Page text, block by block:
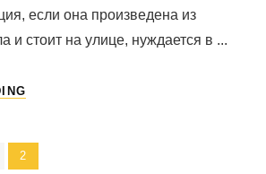
если она произведена из
и стоит на улице, нуждается в ...
И
Page
2